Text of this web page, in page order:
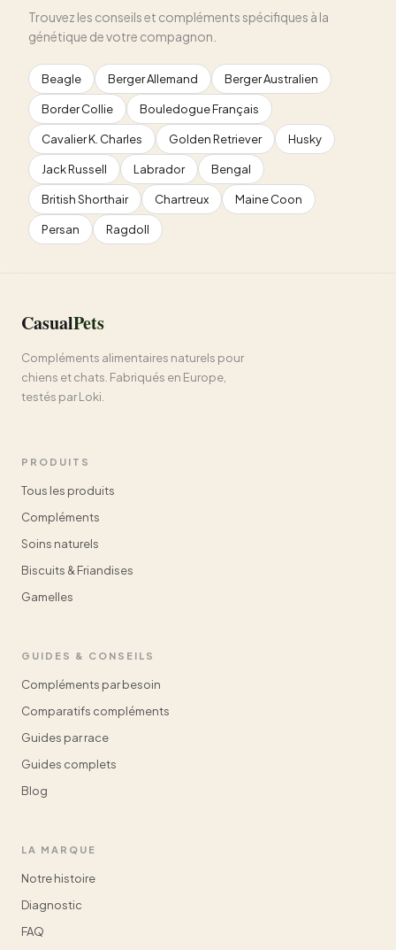
Trouvez les conseils et compléments spécifiques à la
génétique de votre compagnon.
Beagle Berger Allemand Berger Australien
Border Collie Bouledogue Français
Cavalier K. Charles Golden Retriever Husky
Jack Russell Labrador Bengal
British Shorthair Chartreux Maine Coon
Persan Ragdoll
CasualPets
Compléments alimentaires naturels pour
chiens et chats. Fabriqués en Europe,
testés par Loki.
PRODUITS
Tous les produits
Compléments
Soins naturels
Biscuits & Friandises
Gamelles
GUIDES & CONSEILS
Compléments par besoin
Comparatifs compléments
Guides par race
Guides complets
Blog
LA MARQUE
Notre histoire
Diagnostic
FAQ